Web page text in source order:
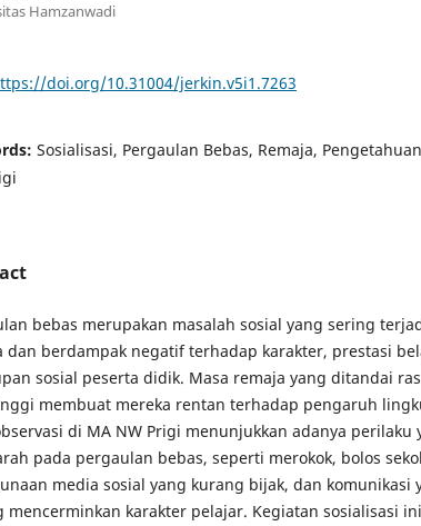
Hamzanwadi
doi.org/10.31004/jerkin.v5i1.7263
Sosialisasi, Pergaulan Bebas, Remaja,
bebas merupakan masalah sosial yang sering
dan berdampak negatif terhadap karakter, prestasi
sosial peserta didik. Masa remaja yang ditandai
membuat mereka rentan terhadap pengaruh
di MA NW Prigi menunjukkan adanya perilaku
pada pergaulan bebas, seperti merokok, bolos
media sosial yang kurang bijak, dan komunikasi
mencerminkan karakter pelajar. Kegiatan sosialisasi